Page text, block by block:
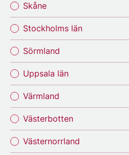
Skåne
Stockholms län
Sörmland
Uppsala län
Värmland
Västerbotten
Västernorrland